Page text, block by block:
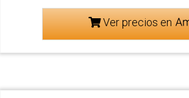
Ver precios en